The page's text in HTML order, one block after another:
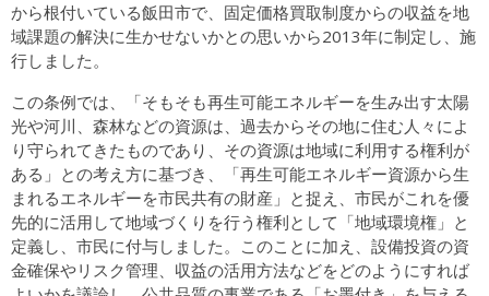
から根付いている飯田市で、固定価格買取制度からの収益を地
域課題の解決に生かせないかとの思いから2013年に制定し、施
行しました。
この条例では、「そもそも再生可能エネルギーを生み出す太陽
光や河川、森林などの資源は、過去からその地に住む人々によ
り守られてきたものであり、その資源は地域に利用する権利が
ある」との考え方に基づき、「再生可能エネルギー資源から生
まれるエネルギーを市民共有の財産」と捉え、市民がこれを優
先的に活用して地域づくりを行う権利として「地域環境権」と
定義し、市民に付与しました。このことに加え、設備投資の資
金確保やリスク管理、収益の活用方法などをどのようにすれば